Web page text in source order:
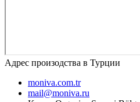
Адрес произодства в Турции
moniva.com.tr
mail@moniva.ru